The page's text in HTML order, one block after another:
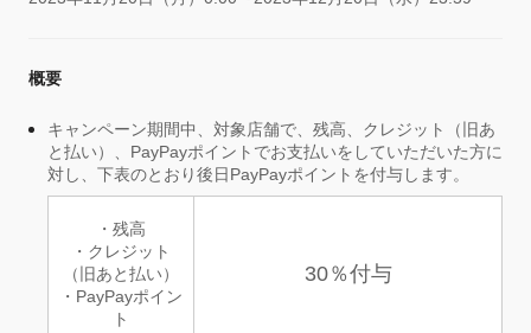
概要
キャンペーン期間中、対象店舗で、残高、クレジット（旧あ
と払い）、PayPayポイントでお支払いをしていただいた方に
対し、下表のとおり後日PayPayポイントを付与します。
・残高
・クレジット
（旧あと払い）
・PayPayポイン
ト
30％付与